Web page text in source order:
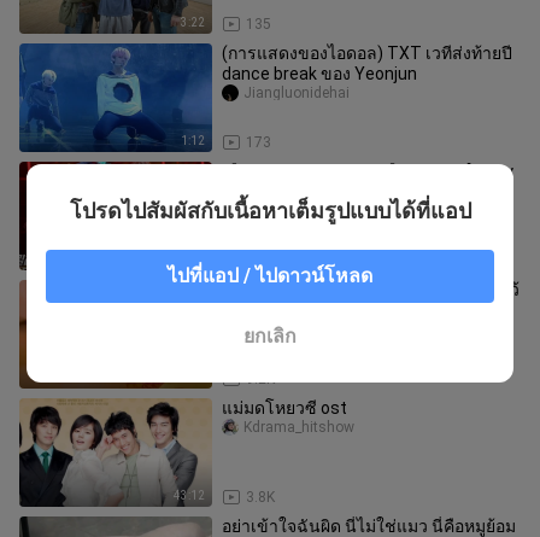
3:22 135
1:12
(การแสดงของไอดอล) TXT เวทีส่งท้ายปี
dance break ของ Yeonjun
173
Jiangluonidehai
【TXT Record Library】191029 [Relay
Dance] TXT - กฎใหม่
16
TXTjiluku
ทำแม่พิมพ์ใบหน้าของคุณเองแล้วนำไปไว้
9.2K
Bingxianglidemenzi
43:12
แม่มดโหยวซี ost
3.8K
Kdrama_hitshow
อย่าเข้าใจฉันผิด นี่ไม่ใช่แมว นี่คือหมูย้อม
โปรดไปสัมผัสกับเนื้อหาเต็มรูปแบบได้ที่แอป
ไปที่แอป / ไปดาวน์โหลด
ยกเลิก